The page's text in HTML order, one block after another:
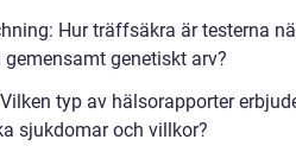
Hur träffsäkra är testerna
genetiskt arv?
typ av hälsorapporter
sjukdomar och villkor?